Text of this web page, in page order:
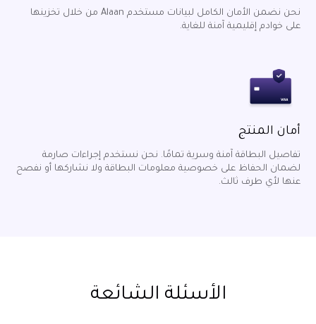
نحن نضمن الأمان الكامل لبيانات مستخدم Alaan من خلال تخزينها
على خوادم إقليمية آمنة للغاية.
أمان المنتج
تفاصيل البطاقة آمنة وسرية تمامًا. نحن نستخدم إجراءات صارمة
لضمان الحفاظ على خصوصية معلومات البطاقة ولا نشاركها أو نفصح
عنها لأي طرف ثالث.
الأسئلة الشائعة